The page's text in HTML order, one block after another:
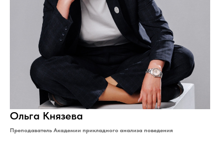
Ольга Князева
Преподаватель Академии прикладного анализа поведения